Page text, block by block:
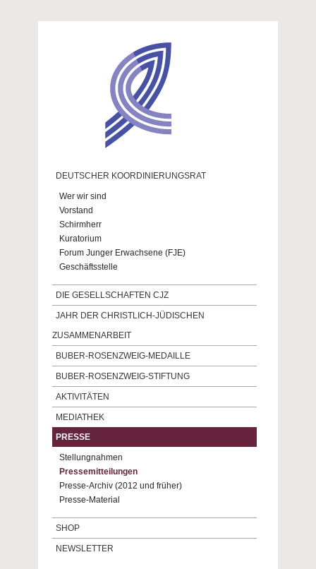
DEUTSCHER KOORDINIERUNGSRAT
Wer wir sind
Vorstand
Schirmherr
Kuratorium
Forum Junger Erwachsene (FJE)
Geschäftsstelle
DIE GESELLSCHAFTEN CJZ
JAHR DER CHRISTLICH-JÜDISCHEN
ZUSAMMENARBEIT
BUBER-ROSENZWEIG-MEDAILLE
BUBER-ROSENZWEIG-STIFTUNG
AKTIVITÄTEN
MEDIATHEK
PRESSE
Stellungnahmen
Pressemitteilungen
Presse-Archiv (2012 und früher)
Presse-Material
SHOP
NEWSLETTER